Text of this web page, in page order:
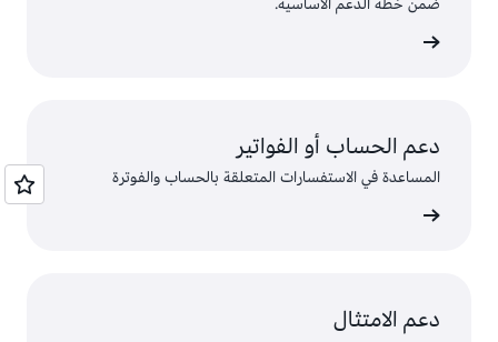
دعم الحساب أو الفواتير
المساعدة في الاستفسارات المتعلقة بالحساب والفوترة
دعم الامتثال